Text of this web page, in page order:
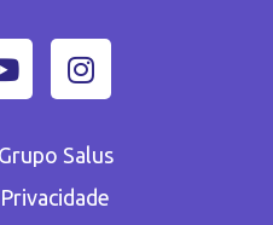
Salus